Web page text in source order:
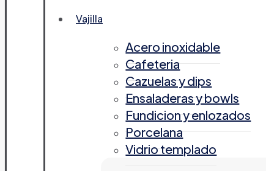
Vajilla
Acero inoxidable
Cafeteria
Cazuelas y dips
Ensaladeras y bowls
Fundicion y enlozados
Porcelana
Vidrio templado